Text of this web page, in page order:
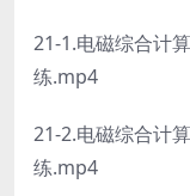
21-1.电磁综合计
练.mp4
21-2.电磁综合计
练.mp4